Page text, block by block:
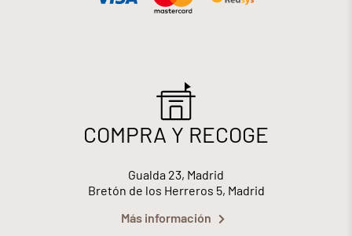
COMPRA Y RECOGE
Gualda 23, Madrid
Bretón de los Herreros 5, Madrid
Más información